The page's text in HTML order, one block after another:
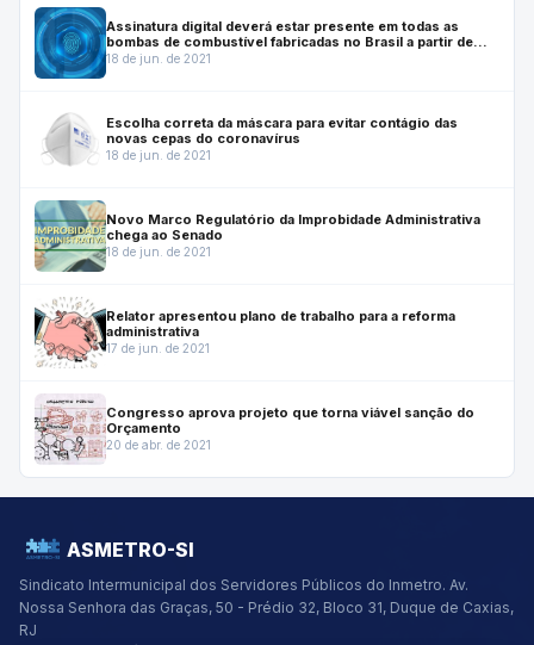
Assinatura digital deverá estar presente em todas as
bombas de combustível fabricadas no Brasil a partir de
julho de 2022
18 de jun. de 2021
Escolha correta da máscara para evitar contágio das
novas cepas do coronavírus
18 de jun. de 2021
Novo Marco Regulatório da Improbidade Administrativa
chega ao Senado
18 de jun. de 2021
Relator apresentou plano de trabalho para a reforma
administrativa
17 de jun. de 2021
Congresso aprova projeto que torna viável sanção do
Orçamento
20 de abr. de 2021
ASMETRO-SI
Sindicato Intermunicipal dos Servidores Públicos do Inmetro. Av.
Nossa Senhora das Graças, 50 - Prédio 32, Bloco 31, Duque de Caxias,
RJ